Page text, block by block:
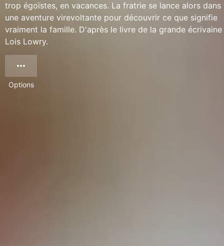
trop égoïstes, en vacances. La fratrie se lance alors dans
une aventure virevoltante pour découvrir ce que signifie
vraiment la famille. D'après le livre de la grande écrivaine
Lois Lowry.
Options